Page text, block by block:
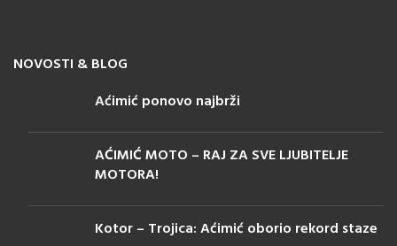
NOVOSTI & BLOG
Aćimić ponovo najbrži
AĆIMIĆ MOTO – RAJ ZA SVE LJUBITELJE
MOTORA!
Kotor – Trojica: Aćimić oborio rekord staze